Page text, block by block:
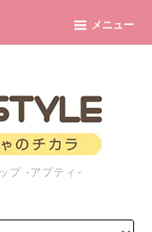
メニュー
プ -アプティ-